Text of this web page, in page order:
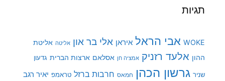
תגיות
WOKE אבי הראל איראן אלי בר און אליטה אליטת
ההון אלעד רזניק אמציה חן אסלאם ארצות הברית גדעון
שניר גרשון הכהן חמאס חרבות ברזל טראמפ יאיר רגב